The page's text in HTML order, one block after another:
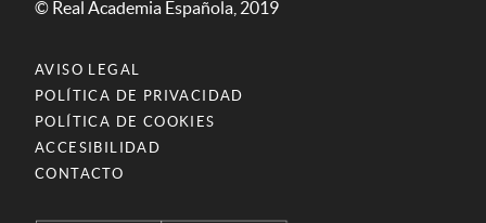
© Real Academia Española, 2019
AVISO LEGAL
POLÍTICA DE PRIVACIDAD
POLÍTICA DE COOKIES
ACCESIBILIDAD
CONTACTO